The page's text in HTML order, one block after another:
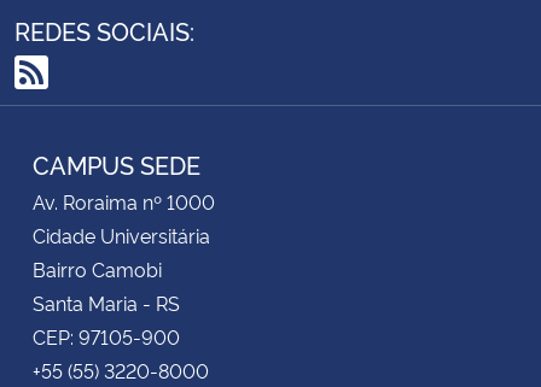
REDES SOCIAIS:
RSS
CAMPUS SEDE
Av. Roraima nº 1000
Cidade Universitária
Bairro Camobi
Santa Maria - RS
CEP: 97105-900
+55 (55) 3220-8000